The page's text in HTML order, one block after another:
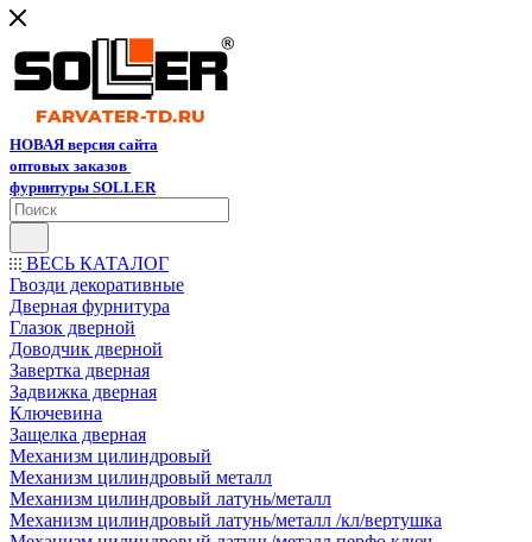
НОВАЯ версия сайта
оптовых заказов
фурнитуры SOLLER
ВЕСЬ КАТАЛОГ
Гвозди декоративные
Дверная фурнитура
Глазок дверной
Доводчик дверной
Завертка дверная
Задвижка дверная
Ключевина
Защелка дверная
Механизм цилиндровый
Механизм цилиндровый металл
Механизм цилиндровый латунь/металл
Механизм цилиндровый латунь/металл /кл/вертушка